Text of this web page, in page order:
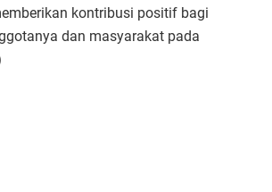
kontribusi positif bagi
dan masyarakat pada